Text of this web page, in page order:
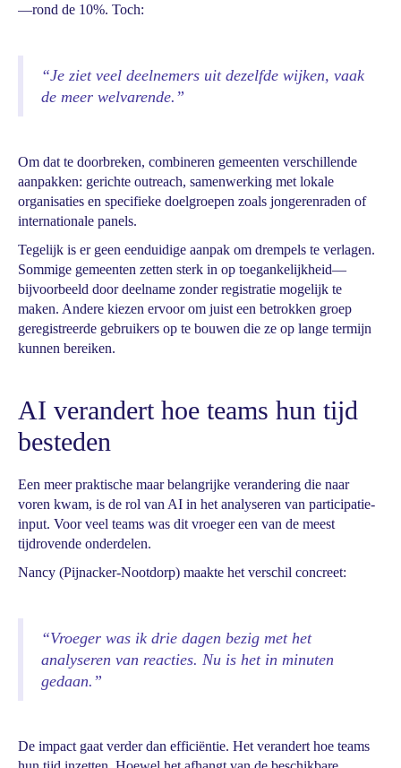
—rond de 10%. Toch:
“Je ziet veel deelnemers uit dezelfde wijken, vaak
de meer welvarende.”
Om dat te doorbreken, combineren gemeenten verschillende
aanpakken: gerichte outreach, samenwerking met lokale
organisaties en specifieke doelgroepen zoals jongerenraden of
internationale panels.
Tegelijk is er geen eenduidige aanpak om drempels te verlagen.
Sommige gemeenten zetten sterk in op toegankelijkheid—
bijvoorbeeld door deelname zonder registratie mogelijk te
maken. Andere kiezen ervoor om juist een betrokken groep
geregistreerde gebruikers op te bouwen die ze op lange termijn
kunnen bereiken.
AI verandert hoe teams hun tijd
besteden
Een meer praktische maar belangrijke verandering die naar
voren kwam, is de rol van AI in het analyseren van participatie-
input. Voor veel teams was dit vroeger een van de meest
tijdrovende onderdelen.
Nancy (Pijnacker-Nootdorp) maakte het verschil concreet:
“Vroeger was ik drie dagen bezig met het
analyseren van reacties. Nu is het in minuten
gedaan.”
De impact gaat verder dan efficiëntie. Het verandert hoe teams